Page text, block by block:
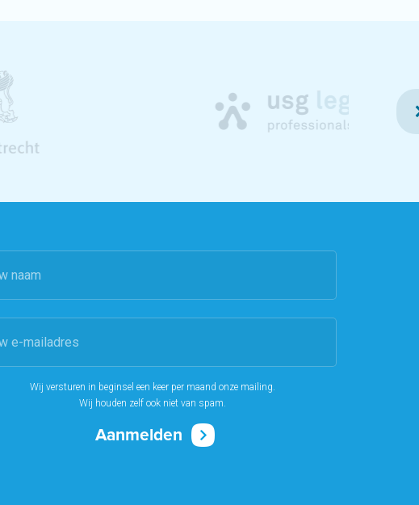
Wij versturen in beginsel een keer per maand onze mailing.
Wij houden zelf ook niet van spam.